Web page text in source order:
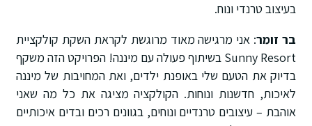
בעיצוב טרנדי ונוח.
בר זומר: אני מרגישה מאוד מרוגשת לקראת השקת קולקציית
Sunny Resort בשיתוף פעולה עם מיננה! הפרויקט הזה משקף
בדיוק את הטעם שלי באופנת ילדים, ואת המחויבות של מיננה
לאיכות, חדשנות ונוחות. הקולקציה מציגה את כל מה שאני
אוהבת – עיצובים טרנדיים ונוחים, בגוונים רכים ובדים איכותיים